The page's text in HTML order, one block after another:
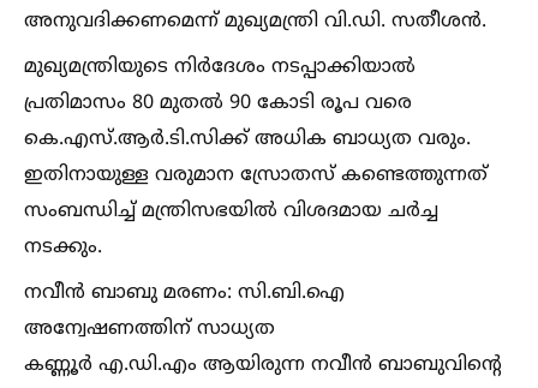
അനുവദിക്കണമെന്ന് മുഖ്യമന്ത്രി വി.ഡി. സതീശൻ.
മുഖ്യമന്ത്രിയുടെ നിർദേശം നടപ്പാക്കിയാല്‍
പ്രതിമാസം 80 മുതല്‍ 90 കോടി രൂപ വരെ
കെ.എസ്.ആർ.ടി.സിക്ക് അധിക ബാധ്യത വരും.
ഇതിനായുള്ള വരുമാന സ്രോതസ് കണ്ടെത്തുന്നത്
സംബന്ധിച്ച്‌ മന്ത്രിസഭയില്‍ വിശദമായ ചർച്ച
നടക്കും.
നവീൻ ബാബു മരണം: സി.ബി.ഐ
അന്വേഷണത്തിന് സാധ്യത
കണ്ണൂർ എ.ഡി.എം ആയിരുന്ന നവീൻ ബാബുവിന്റെ